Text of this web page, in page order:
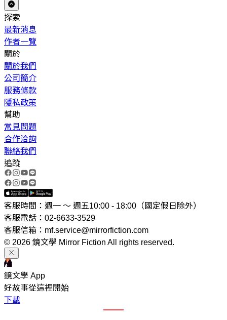
探索
最新消息
作者一覽
關於
關於我們
公司簡介
服務條款
隱私政策
幫助
常見問題
合作洽詢
聯絡我們
追蹤
客服時間：週一 ～ 週五10:00 - 18:00（國定假日除外）
客服電話：02-6633-3529
客服信箱：mf.service@mirrorfiction.com
© 2026 鏡文學 Mirror Fiction All rights reserved.
鏡文學 App
好故事從這裡開始
下載